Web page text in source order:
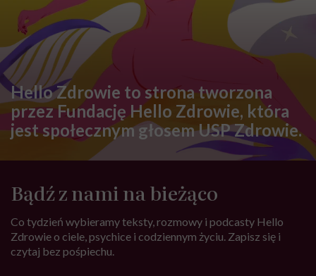
Hello Zdrowie to strona tworzona
przez Fundację Hello Zdrowie, która
jest społecznym głosem USP Zdrowie.
Bądź z nami na bieżąco
Co tydzień wybieramy teksty, rozmowy i podcasty Hello
Zdrowie o ciele, psychice i codziennym życiu. Zapisz się i
czytaj bez pośpiechu.